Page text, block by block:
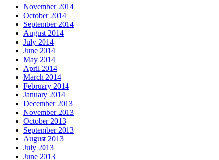
November 2014
October 2014
September 2014
August 2014
July 2014
June 2014
May 2014
April 2014
March 2014
February 2014
January 2014
December 2013
November 2013
October 2013
September 2013
August 2013
July 2013
June 2013